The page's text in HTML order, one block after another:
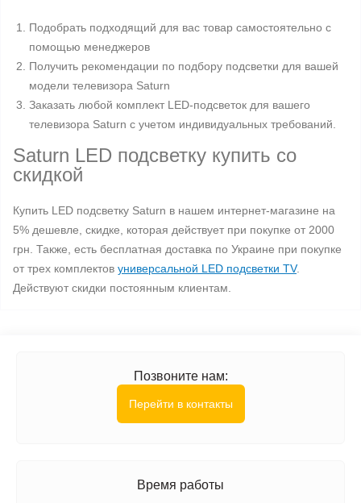
Подобрать подходящий для вас товар самостоятельно с
помощью менеджеров
Получить рекомендации по подбору подсветки для вашей
модели телевизора Saturn
Заказать любой комплект LED-подсветок для вашего
телевизора Saturn с учетом индивидуальных требований.
Saturn LED подсветку купить со
скидкой
Купить LED подсветку Saturn в нашем интернет-магазине на
5% дешевле, скидке, которая действует при покупке от 2000
грн. Также, есть бесплатная доставка по Украине при покупке
от трех комплектов универсальной LED подсветки TV.
Действуют скидки постоянным клиентам.
Позвоните нам:
Перейти в контакты
Время работы